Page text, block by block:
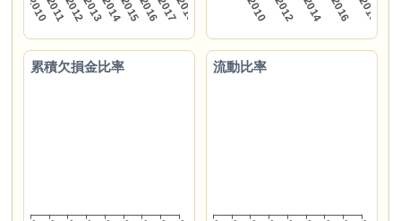
累積欠損金比率 流動比率